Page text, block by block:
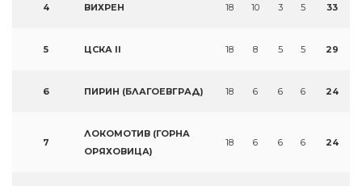
4 ВИХРЕН 18 10 3 5 33
5 ЦСКА II 18 8 5 5 29
6 ПИРИН (БЛАГОЕВГРАД) 18 6 6 6 24
7
ЛОКОМОТИВ (ГОРНА
ОРЯХОВИЦА)
18 6 6 6 24